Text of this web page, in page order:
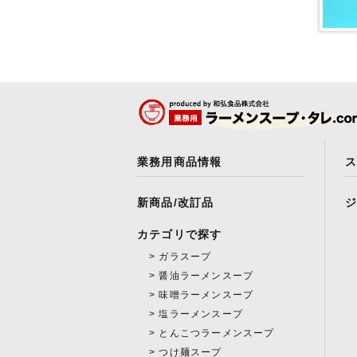
業務用商品情報
新商品/改訂品
カテゴリで探す
ガラスープ
醤油ラーメンスープ
味噌ラーメンスープ
塩ラーメンスープ
とんこつラーメンスープ
つけ麺スープ